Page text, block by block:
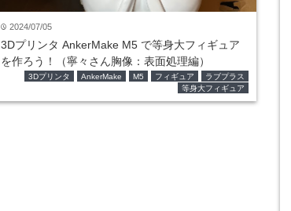
time 2024/07/05
3Dプリンタ AnkerMake M5 で等身大フィギュア
を作ろう！（寧々さん胸像：表面処理編）
3Dプリンタ AnkerMake M5 フィギュア
ラブプラス
等身大フィギュア